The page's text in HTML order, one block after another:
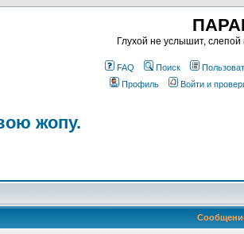
Глухой не услышит, слепой
FAQ Поиск
Профиль
Войти и
жопу.